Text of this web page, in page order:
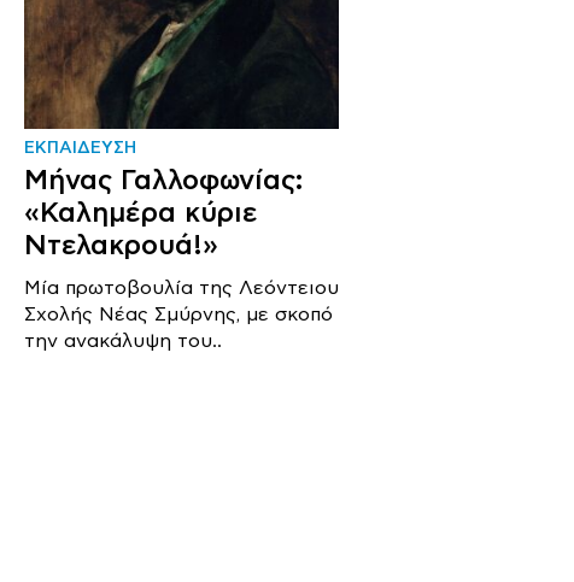
ΕΚΠΑΙΔΕΥΣΗ
Μήνας Γαλλοφωνίας:
«Καλημέρα κύριε
Ντελακρουά!»
Μία πρωτοβουλία της Λεόντειου
Σχολής Νέας Σμύρνης, με σκοπό
την ανακάλυψη του..